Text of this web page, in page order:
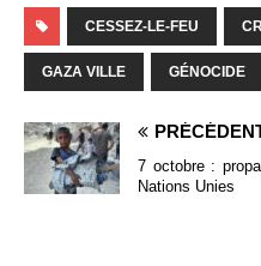
CESSEZ-LE-FEU
GAZA VILLE GÉNOCIDE
7 octobre :
Nations Unies